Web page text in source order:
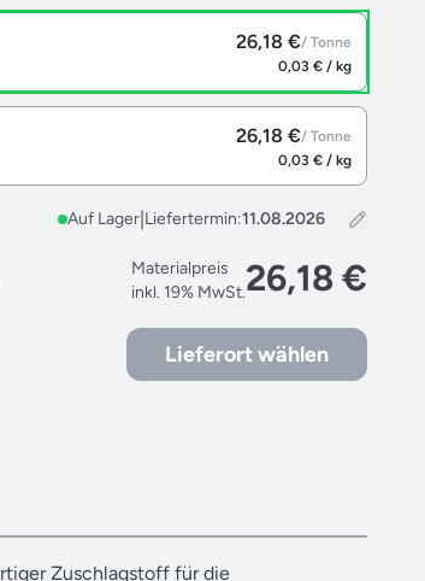
26,18 €/ Tonne
0,03 € / kg
26,18 €/ Tonne
0,03 € / kg
Auf Lager|Liefertermin:
Materialpreis
inkl. 19% MwSt.26,18 €
Lieferort wählen
Zuschlagstoff für die